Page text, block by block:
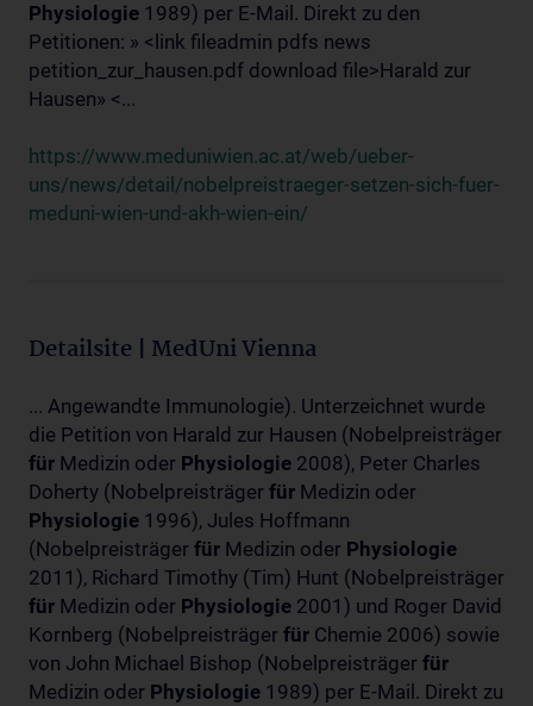
Physiologie 1989) per E-Mail. Direkt zu den
Petitionen: » <link fileadmin pdfs news
petition_zur_hausen.pdf download file>Harald zur
Hausen» <...
https://www.meduniwien.ac.at/web/ueber-
uns/news/detail/nobelpreistraeger-setzen-sich-fuer-
meduni-wien-und-akh-wien-ein/
Detailsite | MedUni Vienna
... Angewandte Immunologie). Unterzeichnet wurde
die Petition von Harald zur Hausen (Nobelpreisträger
für Medizin oder Physiologie 2008), Peter Charles
Doherty (Nobelpreisträger für Medizin oder
Physiologie 1996), Jules Hoffmann
(Nobelpreisträger für Medizin oder Physiologie
2011), Richard Timothy (Tim) Hunt (Nobelpreisträger
für Medizin oder Physiologie 2001) und Roger David
Kornberg (Nobelpreisträger für Chemie 2006) sowie
von John Michael Bishop (Nobelpreisträger für
Medizin oder Physiologie 1989) per E-Mail. Direkt zu